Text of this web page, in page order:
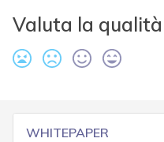
Valuta la
WHITEPAPER